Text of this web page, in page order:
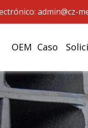
admin@cz-
OEM Caso